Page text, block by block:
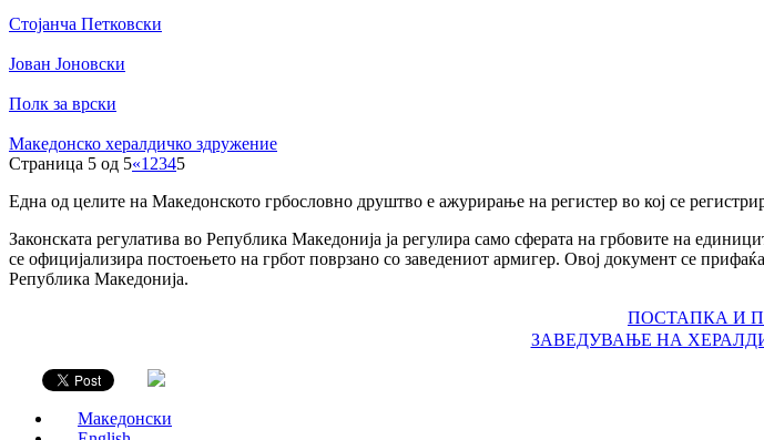
Стојанча Петковски
Јован Јоновски
Полк за врски
Македонско хералдичко здружение
Страница 5 од 5«1 2345
Една од целите на Македонското грбословно друштво е ажурирање на регистер во кој се
Законската регулатива во Република Македонија ја регулира само сферата на грбовите на
се официјализира постоењето на грбот поврзано со заведениот армигер. Овој документ се
Република Македонија.
ПОСТАПКА И
ЗАВЕДУВАЊЕ НА
Македонски